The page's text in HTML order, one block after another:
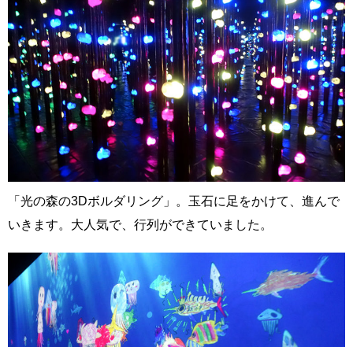
「光の森の3Dボルダリング」。玉石に足をかけて、進んで
いきます。大人気で、行列ができていました。